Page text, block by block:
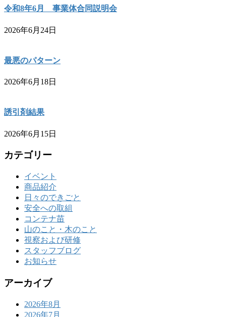
令和8年6月 事業体合同説明会
2026年6月24日
最悪のパターン
2026年6月18日
誘引剤結果
2026年6月15日
カテゴリー
イベント
商品紹介
日々のできごと
安全への取組
コンテナ苗
山のこと・木のこと
視察および研修
スタッフブログ
お知らせ
アーカイブ
2026年8月
2026年7月